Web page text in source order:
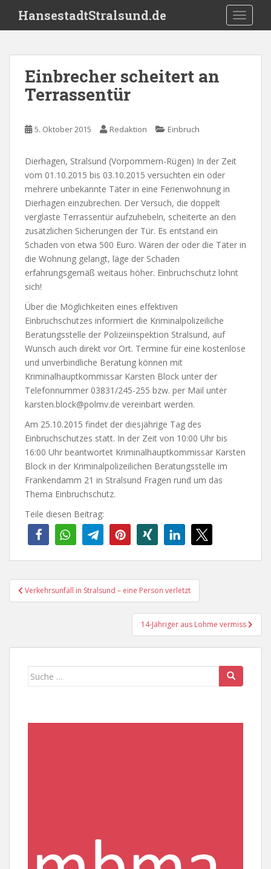
i
HansestadtStralsund.de
Einbrecher scheitert an
Terrassentür
5. Oktober 2015 Redaktion Einbruch
Dierhagen, Stralsund (Vorpommern-Rügen) In der Zeit
vom 01.10.2015 bis 03.10.2015 versuchten ein oder
mehrere unbekannte Täter in eine Ferienwohnung in
Dierhagen einzubrechen. Der Versuch, die doppelt
verglaste Terrassentür aufzuhebeln, scheiterte an den
zusätzlichen Sicherungen der Tür. Es entstand ein
Schaden von etwa 500 Euro. Wären der oder die Täter in
die Wohnung gelangt, läge der Schaden
erfahrungsgemäß weitaus höher. Einbruchschutz lohnt
sich!
Über die Möglichkeiten eines effektiven
Einbruchschutzes informiert die Kriminalpolizeiliche
Beratungsstelle der Polizeiinspektion Stralsund, auf
Wunsch auch direkt vor Ort. Termine für eine kostenlose
und unverbindliche Beratung können mit
Kriminalhauptkommissar Karsten Block unter der
Telefonnummer 03831/245-255 bzw. per Mail unter
karsten.block@polmv.de vereinbart werden.
Am 25.10.2015 findet der diesjährige Tag des
Einbruchschutzes statt. In der Zeit von 10:00 Uhr bis
16:00 Uhr beantwortet Kriminalhauptkommissar Karsten
Block in der Kriminalpolizeilichen Beratungsstelle im
Frankendamm 21 in Stralsund Fragen rund um das
Thema Einbruchschutz.
Teile diesen Beitrag:
Beitragsnavigation
Verkehrsunfall in Stralsund – eine Person verletzt
14-Jähriger aus Lohme vermiss
Suche